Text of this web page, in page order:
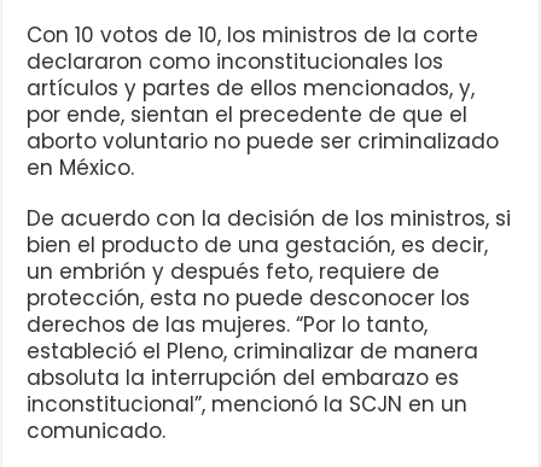
Con 10 votos de 10, los ministros de la corte
declararon como inconstitucionales los
artículos y partes de ellos mencionados, y,
por ende, sientan el precedente de que el
aborto voluntario no puede ser criminalizado
en México.
De acuerdo con la decisión de los ministros, si
bien el producto de una gestación, es decir,
un embrión y después feto, requiere de
protección, esta no puede desconocer los
derechos de las mujeres. “Por lo tanto,
estableció el Pleno, criminalizar de manera
absoluta la interrupción del embarazo es
inconstitucional”, mencionó la SCJN en un
comunicado.